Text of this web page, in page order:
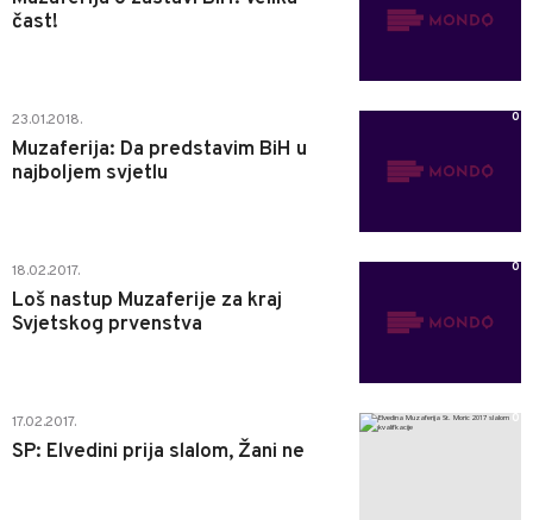
čast!
23.01.2018.
Muzaferija: Da predstavim BiH u
najboljem svjetlu
0
18.02.2017.
Loš nastup Muzaferije za kraj
Svjetskog prvenstva
0
17.02.2017.
SP: Elvedini prija slalom, Žani ne
0